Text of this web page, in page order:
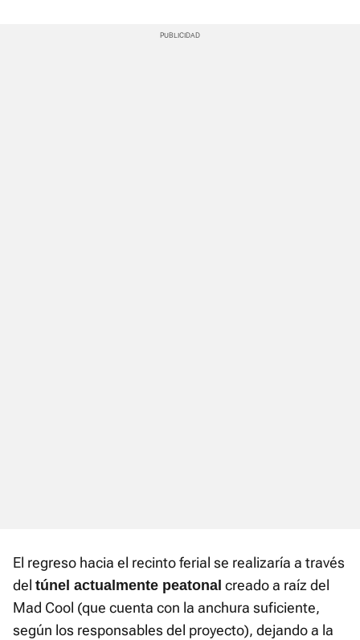
El regreso hacia el recinto ferial se realizaría a través
del túnel actualmente peatonal creado a raíz del
Mad Cool (que cuenta con la anchura suficiente,
según los responsables del proyecto), dejando a la